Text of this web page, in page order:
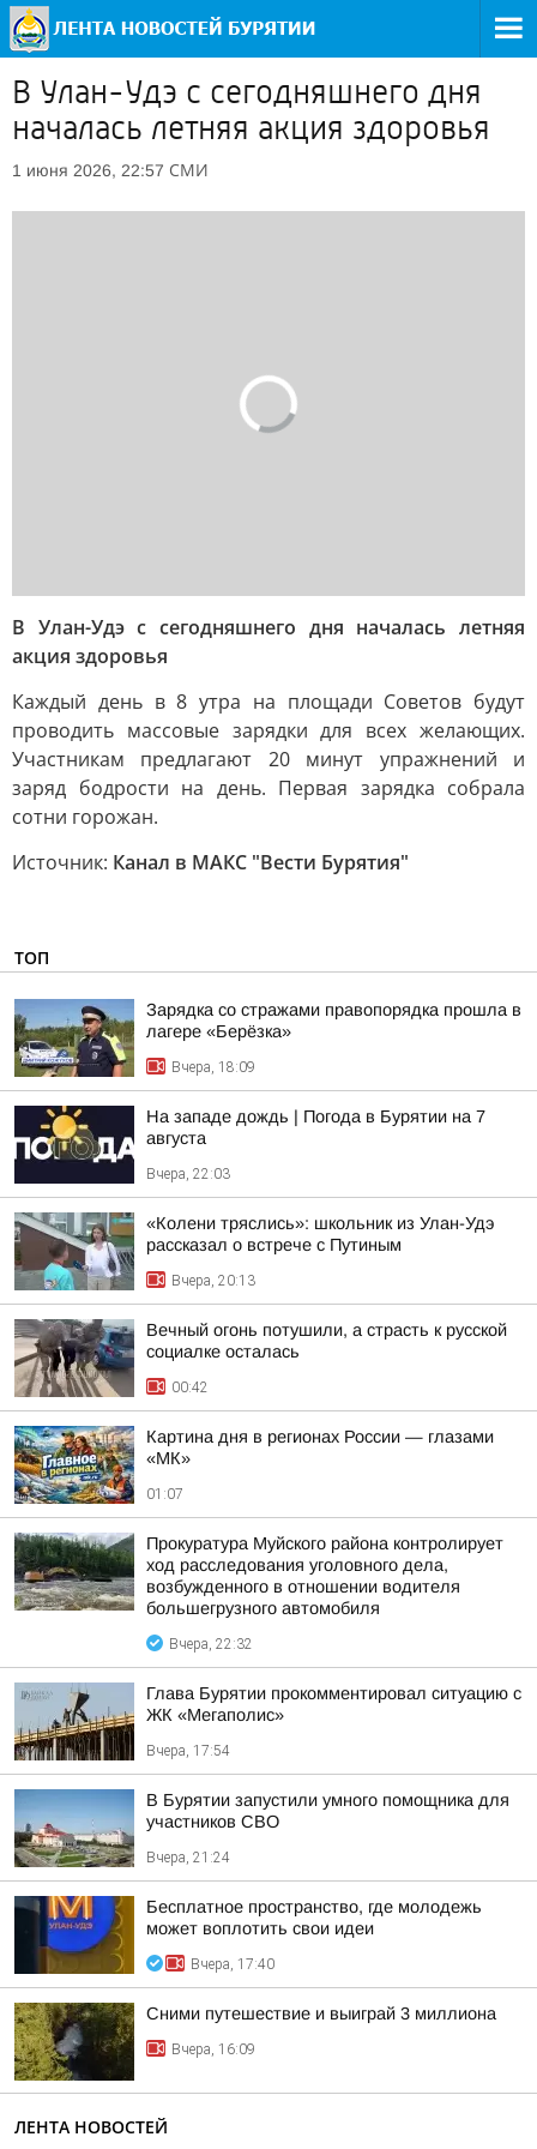
В Улан-Удэ с сегодняшнего дня
началась летняя акция здоровья
1 июня 2026, 22:57 СМИ
В Улан-Удэ с сегодняшнего дня началась летняя
акция здоровья
Каждый день в 8 утра на площади Советов будут
проводить массовые зарядки для всех желающих.
Участникам предлагают 20 минут упражнений и
заряд бодрости на день. Первая зарядка собрала
сотни горожан.
Источник: Канал в МАКС "Вести Бурятия"
ТОП
Зарядка со стражами правопорядка прошла в
лагере «Берёзка»
Вчера, 18:09
На западе дождь | Погода в Бурятии на 7
августа
Вчера, 22:03
«Колени тряслись»: школьник из Улан-Удэ
рассказал о встрече с Путиным
Вчера, 20:13
Вечный огонь потушили, а страсть к русской
социалке осталась
00:42
Картина дня в регионах России — глазами
«МК»
01:07
Прокуратура Муйского района контролирует
ход расследования уголовного дела,
возбужденного в отношении водителя
большегрузного автомобиля
Вчера, 22:32
Глава Бурятии прокомментировал ситуацию с
ЖК «Мегаполис»
Вчера, 17:54
В Бурятии запустили умного помощника для
участников СВО
Вчера, 21:24
Бесплатное пространство, где молодежь
может воплотить свои идеи
Вчера, 17:40
Сними путешествие и выиграй 3 миллиона
Вчера, 16:09
ЛЕНТА НОВОСТЕЙ